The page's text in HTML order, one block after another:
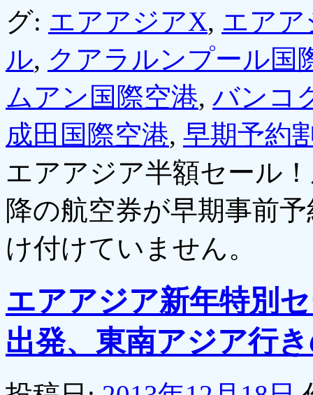
グ: エアアジアX, エア
ル, クアラルンプール国
ムアン国際空港, バンコ
成田国際空港, 早期予約
エアアジア半額セール
降の航空券が早期事前予
け付けていません。
エアアジア新年特別
出発、東南アジア行